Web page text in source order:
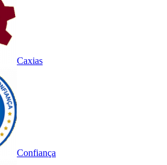
Caxias
Confiança